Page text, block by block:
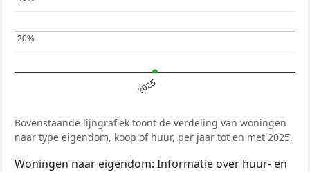
2025
20%
20%
Bovenstaande lijngrafiek toont de verdeling van woningen
naar type eigendom, koop of huur, per jaar tot en met 2025.
Woningen naar eigendom: Informatie over huur- en